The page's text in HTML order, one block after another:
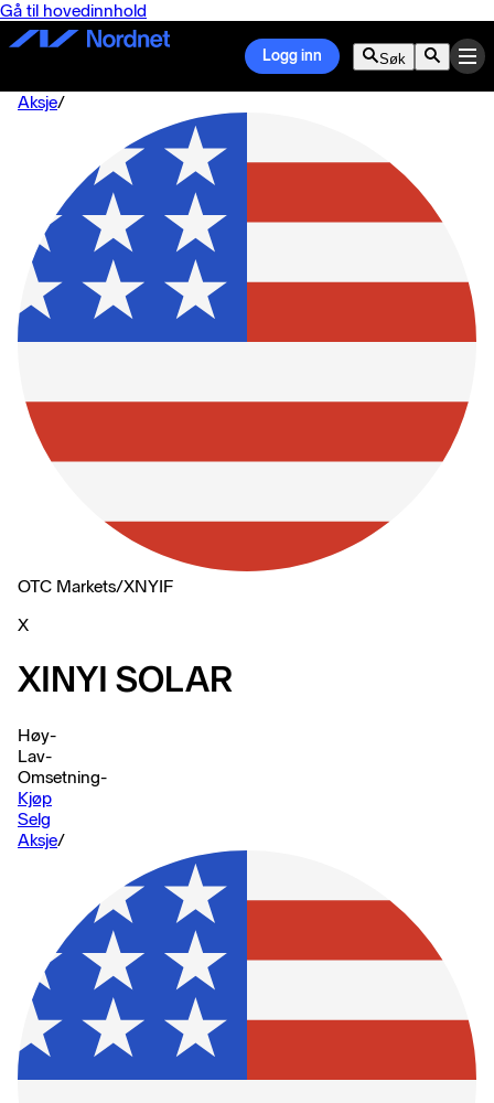
Gå til hovedinnhold
Logg inn Søk
Aksje/
OTC Markets/XNYIF
X
XINYI SOLAR
Høy-
Lav-
Omsetning-
Kjøp
Selg
Aksje/